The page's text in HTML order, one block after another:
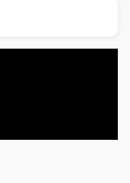
北防豪雨 今晚、明天影